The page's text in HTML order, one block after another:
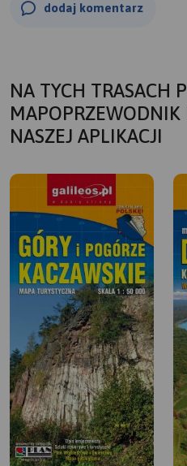
dodaj komentarz
NA TYCH TRASACH
NASZEJ APLIKACJI